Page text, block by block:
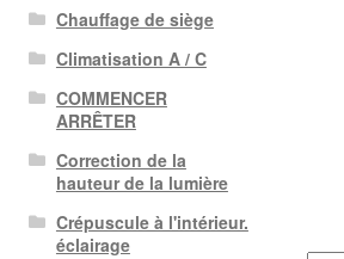
Chauffage de siège
Climatisation A / C
COMMENCER
ARRÊTER
Correction de la
hauteur de la lumière
Crépuscule à l'intérieur.
éclairage